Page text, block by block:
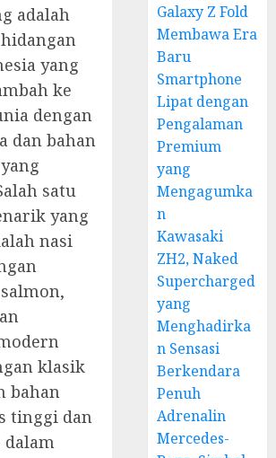
adalah
yang
ke
dengan
dan bahan
satu
yang
nasi
klasik
bahan
tinggi dan
Galaxy Z Fold
Membawa Era
Baru
Smartphone
Lipat dengan
Pengalaman
Premium
yang
Mengagumka
n
Kawasaki
ZH2, Naked
Supercharged
yang
Menghadirka
n Sensasi
Berkendara
Penuh
Adrenalin
Mercedes-